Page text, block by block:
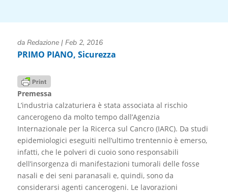
da Redazione| Feb 2, 2016
PRIMO PIANO, Sicurezza
Premessa
L’industria calzaturiera è stata associata al rischio
cancerogeno da molto tempo dall’Agenzia
Internazionale per la Ricerca sul Cancro (IARC). Da studi
epidemiologici eseguiti nell’ultimo trentennio è emerso,
infatti, che le polveri di cuoio sono responsabili
dell’insorgenza di manifestazioni tumorali delle fosse
nasali e dei seni paranasali e, quindi, sono da
considerarsi agenti cancerogeni. Le lavorazioni